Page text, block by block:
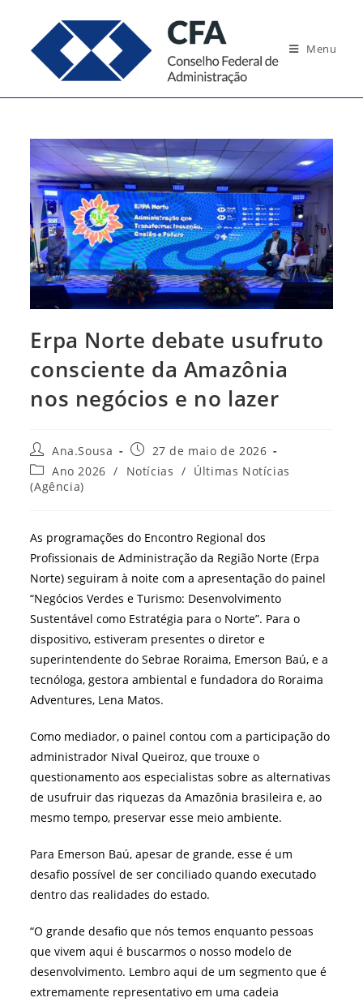
conteúdo
Menu
Erpa Norte debate usufruto
consciente da Amazônia
nos negócios e no lazer
Autor
do
post:
Ana.Sousa
Post
publicado:
27 de maio de 2026
Categoria
do
Ano 2026 / Notícias / Últimas Notícias
(Agência)
As programações do Encontro Regional dos
Profissionais de Administração da Região Norte (Erpa
Norte) seguiram à noite com a apresentação do painel
“Negócios Verdes e Turismo: Desenvolvimento
Sustentável como Estratégia para o Norte”. Para o
dispositivo, estiveram presentes o diretor e
superintendente do Sebrae Roraima, Emerson Baú, e a
tecnóloga, gestora ambiental e fundadora do Roraima
Adventures, Lena Matos.
Como mediador, o painel contou com a participação do
administrador Nival Queiroz, que trouxe o
questionamento aos especialistas sobre as alternativas
de usufruir das riquezas da Amazônia brasileira e, ao
mesmo tempo, preservar esse meio ambiente.
Para Emerson Baú, apesar de grande, esse é um
desafio possível de ser conciliado quando executado
dentro das realidades do estado.
“O grande desafio que nós temos enquanto pessoas
que vivem aqui é buscarmos o nosso modelo de
desenvolvimento. Lembro aqui de um segmento que é
extremamente representativo em uma cadeia